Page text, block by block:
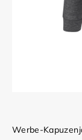
Werbe-